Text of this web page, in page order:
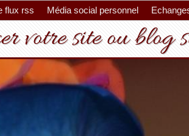
flux rss Média social personnel
votre site ou